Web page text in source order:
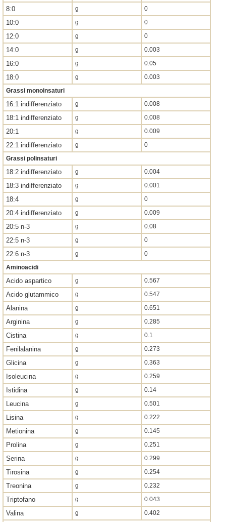
8:0 g 0
10:0 g 0
12:0 g 0
14:0 g 0.003
16:0 g 0.05
18:0 g
0.003
Grassi monoinsaturi
16:1 indifferenziato g 0.008
18:1 indifferenziato g 0.008
20:1 g 0.009
22:1 indifferenziato g
0
Grassi polinsaturi
18:2 indifferenziato g 0.004
18:3 indifferenziato g 0.001
18:4 g 0
20:4 indifferenziato g 0.009
20:5 n-3 g 0.08
22:5 n-3 g 0
22:6 n-3 g
0
Aminoacidi
Acido aspartico g 0.567
Acido glutammico g 0.547
Alanina g 0.651
Arginina g 0.285
Cistina g 0.1
Fenilalanina g 0.273
Glicina g 0.363
Isoleucina g 0.259
Istidina g 0.14
Leucina g 0.501
Lisina g 0.222
Metionina g 0.145
Prolina g 0.251
Serina g 0.299
Tirosina g 0.254
Treonina g 0.232
Triptofano g 0.043
Valina g 0.402